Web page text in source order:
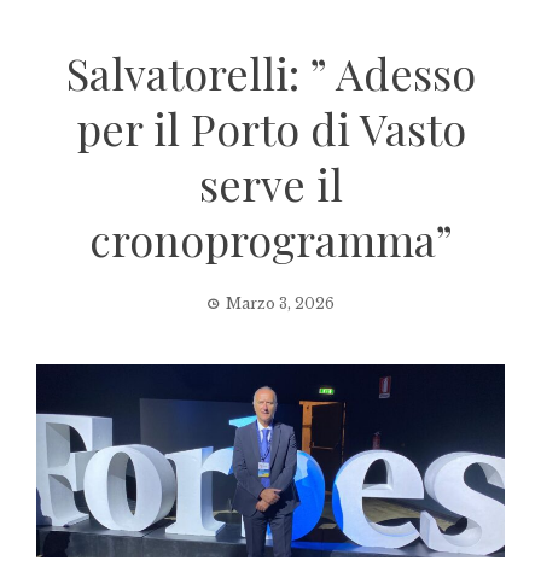
Salvatorelli: ” Adesso
per il Porto di Vasto
serve il
cronoprogramma”
Marzo 3, 2026